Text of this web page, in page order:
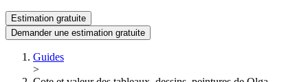
Estimation gratuite
Demander une estimation gratuite
Guides
>